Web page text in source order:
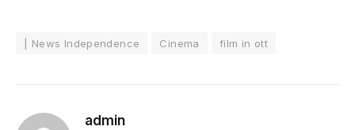
| News Independence Cinema film in ott
admin